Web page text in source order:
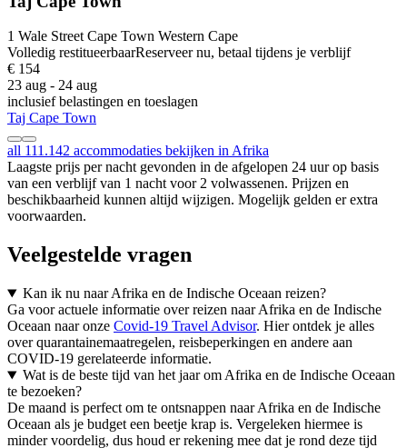
1 Wale Street Cape Town Western Cape
Volledig restitueerbaarReserveer nu, betaal tijdens je verblijf
€ 154
23 aug - 24 aug
inclusief belastingen en toeslagen
Taj Cape Town
all 111.142 accommodaties bekijken in Afrika
Laagste prijs per nacht gevonden in de afgelopen 24 uur op basis
van een verblijf van 1 nacht voor 2 volwassenen. Prijzen en
beschikbaarheid kunnen altijd wijzigen. Mogelijk gelden er extra
voorwaarden.
Veelgestelde vragen
Kan ik nu naar Afrika en de Indische Oceaan reizen?
Ga voor actuele informatie over reizen naar Afrika en de Indische
Oceaan naar onze Covid-19 Travel Advisor. Hier ontdek je alles
over quarantainemaatregelen, reisbeperkingen en andere aan
COVID-19 gerelateerde informatie.
Wat is de beste tijd van het jaar om Afrika en de Indische Oceaan
te bezoeken?
De maand is perfect om te ontsnappen naar Afrika en de Indische
Oceaan als je budget een beetje krap is. Vergeleken hiermee is
minder voordelig, dus houd er rekening mee dat je rond deze tijd